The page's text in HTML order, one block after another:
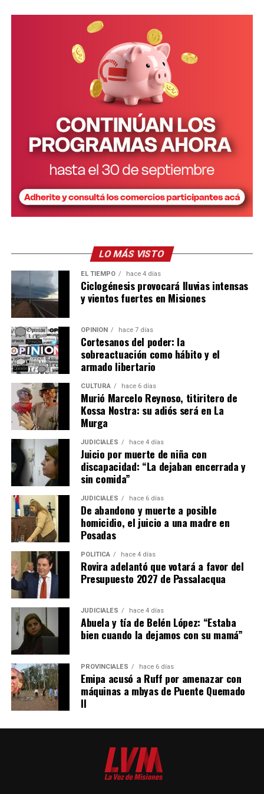
Corral junto a Passalacqua y Arrúa
propietaria del inmueble, del Consejo de Caciques,
caciques de otras comunidades mbya guaraní y un
Ver esta publicación en Instagram
Una publicación compartida por EMiPA (@emipaok)
LO MÁS VISTO
EL TIEMPO hace 4 días
Ciclogénesis provocará lluvias intensas
y vientos fuertes en Misiones
OPINIÓN hace 7 días
Cortesanos del poder: la
sobreactuación como hábito y el
armado libertario
CULTURA hace 6 días
Murió Marcelo Reynoso, titiritero de
Kossa Nostra: su adiós será en La
Murga
JUDICIALES hace 4 días
Juicio por muerte de niña con
discapacidad: “La dejaban encerrada y
sin comida”
JUDICIALES hace 6 días
De abandono y muerte a posible
homicidio, el juicio a una madre en
Posadas
POLÍTICA hace 4 días
Rovira adelantó que votará a favor del
Presupuesto 2027 de Passalacqua
JUDICIALES hace 4 días
Abuela y tía de Belén López: “Estaba
bien cuando la dejamos con su mamá”
PROVINCIALES hace 6 días
Emipa acusó a Ruff por amenazar con
máquinas a mbyas de Puente Quemado
II